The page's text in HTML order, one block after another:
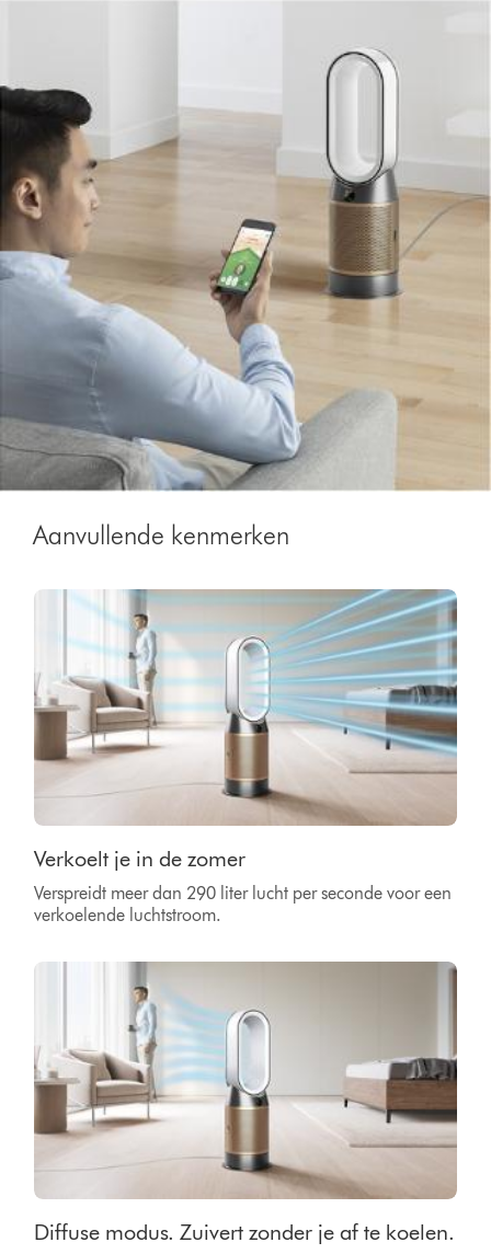
Aanvullende kenmerken
Verkoelt je in de zomer
Verspreidt meer dan 290 liter lucht per seconde voor een
verkoelende luchtstroom.
Diffuse modus. Zuivert zonder je af te koelen.